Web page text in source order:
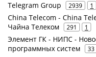
Telegram Group 2939 1
China Telecom - China
Чайна Телеком
291 1
Элемент ГК - НИПС -
программных систем
33